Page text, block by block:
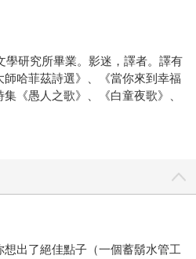
學研究所畢業。影迷，譯者。譯有
師哈菲茲詩選》、《當你來到幸福
《愚人之歌》、《白童夜歌》、
出了絕佳點子（一個蓄鬍水管工